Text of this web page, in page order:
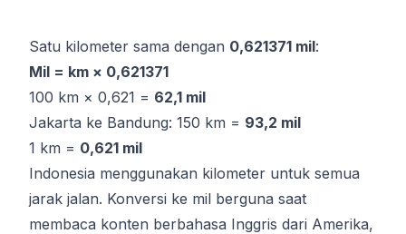
Satu kilometer sama dengan 0,621371 mil:
Mil = km × 0,621371
100 km × 0,621 = 62,1 mil
Jakarta ke Bandung: 150 km = 93,2 mil
1 km = 0,621 mil
Indonesia menggunakan kilometer untuk semua
jarak jalan. Konversi ke mil berguna saat
membaca konten berbahasa Inggris dari Amerika,